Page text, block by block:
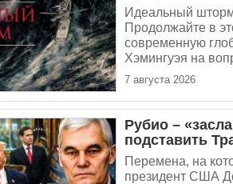
Идеальный
Продолжайте в
современную
Хэмингуэя на
7 августа 2026
Рубио –
подставить
Перемена, на
президент США